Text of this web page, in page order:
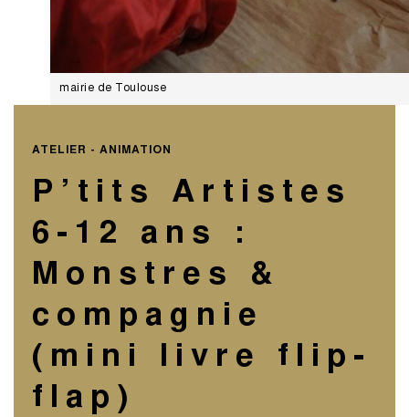
mairie de Toulouse
P’tits Artistes
6-12 ans :
Monstres &
compagnie
(mini livre flip-
flap)
ATELIER - ANIMATION